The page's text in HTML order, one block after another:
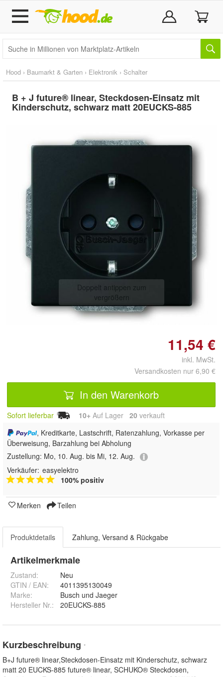
Hood › Baumarkt & Garten › Elektronik › Schalter
B + J future® linear, Steckdosen-Einsatz mit
Kinderschutz, schwarz matt 20EUCKS-885
Doppelt antippen zum
vergrößern
11,54 €
inkl. MwSt.
Versandkosten nur 6,90 €
In den Warenkorb
Sofort lieferbar 10+ Auf Lager 20 verkauft
, Kreditkarte, Lastschrift, Ratenzahlung, Vorkasse per
Überweisung, Barzahlung bei Abholung
Zustellung: Mo, 10. Aug. bis Mi, 12. Aug.
Verkäufer: easyelektro
100% positiv
Merken Teilen
Produktdetails Zahlung, Versand & Rückgabe
Artikelmerkmale
Zustand:
Neu
GTIN / EAN:
4011395130049
Marke:
Busch und Jaeger
Hersteller Nr.:
20EUCKS-885
Kurzbeschreibung *
B+J future® linear,Steckdosen-Einsatz mit Kinderschutz, schwarz
matt 20 EUCKS-885 future® linear, SCHUKO® Steckdosen,